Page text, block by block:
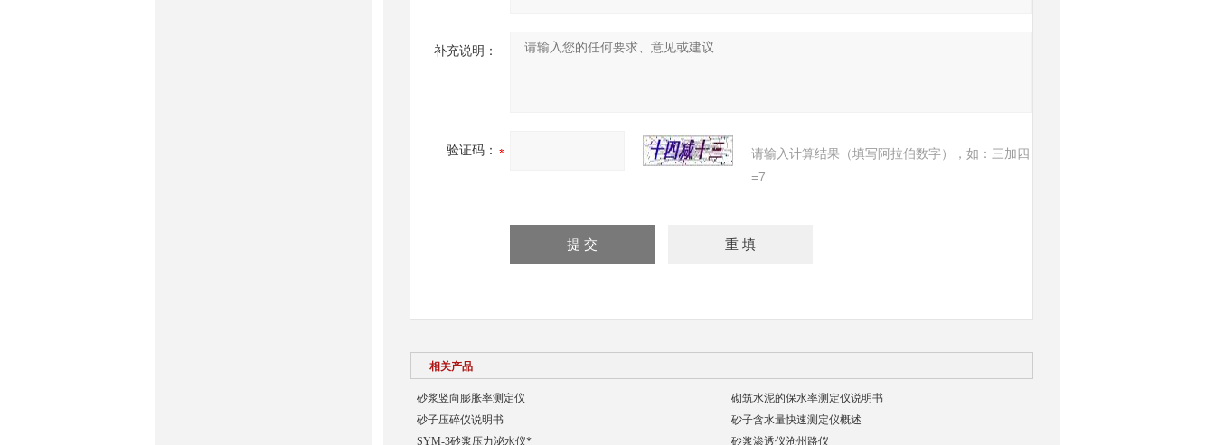
补充说明：
验证码：
请输入计算结果（填写阿拉伯数字），如：三加四
=7
相关产品
砂浆竖向膨胀率测定仪
砌筑水泥的保水率测定仪说明书
砂子压碎仪说明书
砂子含水量快速测定仪概述
SYM-3砂浆压力泌水仪*
砂浆渗透仪沧州路仪